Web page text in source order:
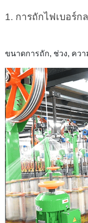
1. การถักไฟเบอร์ก
ขนาดการถัก, ช่วง, คว